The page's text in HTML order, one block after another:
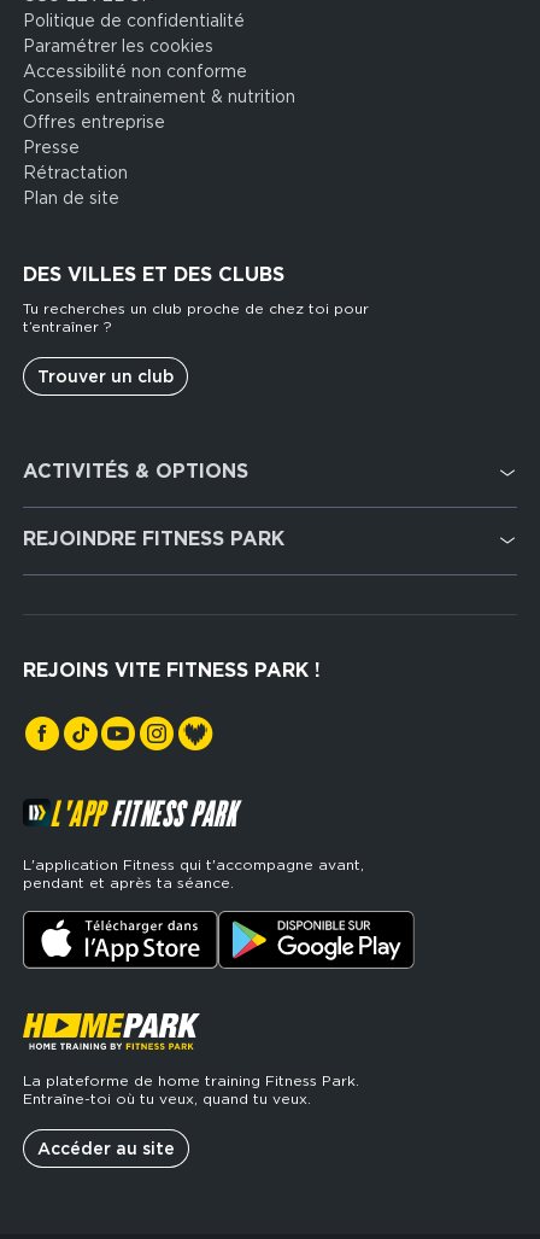
Politique de confidentialité
Paramétrer les cookies
Accessibilité non conforme
Conseils entrainement & nutrition
Offres entreprise
Presse
Rétractation
Plan de site
DES VILLES ET DES CLUBS
Tu recherches un club proche de chez toi pour
t’entraîner ?
Trouver un club
services
ACTIVITÉS & OPTIONS
Cardio Training
Musculation
Hyrox Zone
Cross Training
REJOINDRE FITNESS PARK
REJOINS VITE FITNESS PARK !
L'APPFITNESS PARK
L'application Fitness qui t'accompagne avant,
pendant et après ta séance.
La plateforme de home training Fitness Park.
Entraîne-toi où tu veux, quand tu veux.
Accéder au site